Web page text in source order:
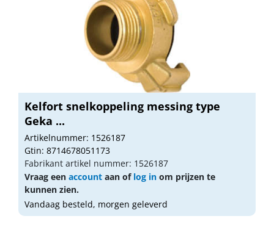
Kelfort snelkoppeling messing type
Geka ...
Artikelnummer: 1526187
Gtin: 8714678051173
Fabrikant artikel nummer: 1526187
Vraag een account aan of log in om prijzen te
kunnen zien.
Vandaag besteld, morgen geleverd